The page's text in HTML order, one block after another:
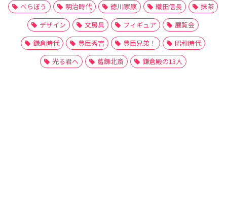
べらぼう
明治時代 徳川家康 織田信長
抹茶
デザイン
文房具 フィギュア
展覧会
鎌倉時代
豊臣秀吉 豊臣兄弟！
昭和時代
光る君へ
葛飾北斎 鎌倉殿の13人